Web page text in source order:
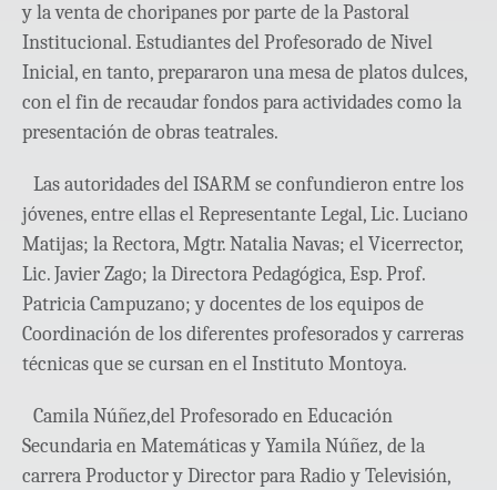
y la venta de choripanes por parte de la Pastoral
Institucional. Estudiantes del Profesorado de Nivel
Inicial, en tanto, prepararon una mesa de platos dulces,
con el fin de recaudar fondos para actividades como la
presentación de obras teatrales.
Las autoridades del ISARM se confundieron entre los
jóvenes, entre ellas el Representante Legal, Lic. Luciano
Matijas; la Rectora, Mgtr. Natalia Navas; el Vicerrector,
Lic. Javier Zago; la Directora Pedagógica, Esp. Prof.
Patricia Campuzano; y docentes de los equipos de
Coordinación de los diferentes profesorados y carreras
técnicas que se cursan en el Instituto Montoya.
Camila Núñez,del Profesorado en Educación
Secundaria en Matemáticas y Yamila Núñez, de la
carrera Productor y Director para Radio y Televisión,